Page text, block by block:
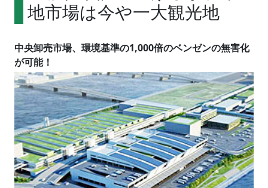
地市場は今や一大観光地
中央卸売市場、環境基準の1,000倍のベンゼンの無害化
が可能！